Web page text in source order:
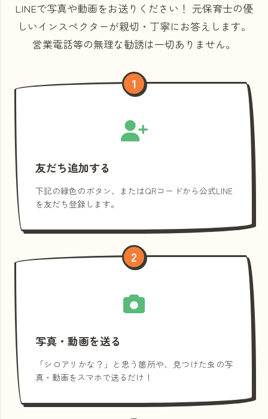
LINEで写真や動画をお送りください！ 元保育士の優
しいインスペクターが親切・丁寧にお答えします。
営業電話等の無理な勧誘は一切ありません。
1
友だち追加する
下記の緑色のボタン、またはQRコードから公式LINE
を友だち登録します。
2
写真・動画を送る
「シロアリかな？」と思う箇所や、見つけた虫の写
真・動画をスマホで送るだけ！